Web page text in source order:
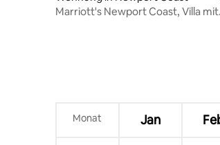
Marriott's Newport Coast, Villa mit
Monat Jan